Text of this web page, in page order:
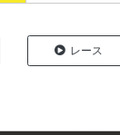
レース